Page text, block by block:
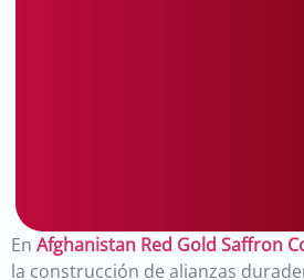
En Afghanistan Red Gold Saffron
la construcción de alianzas